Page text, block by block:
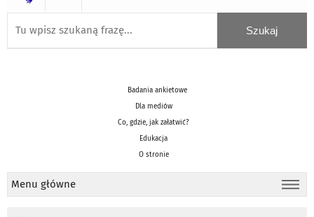
Badania ankietowe
Dla mediów
Co, gdzie, jak załatwić?
Edukacja
O stronie
Menu główne